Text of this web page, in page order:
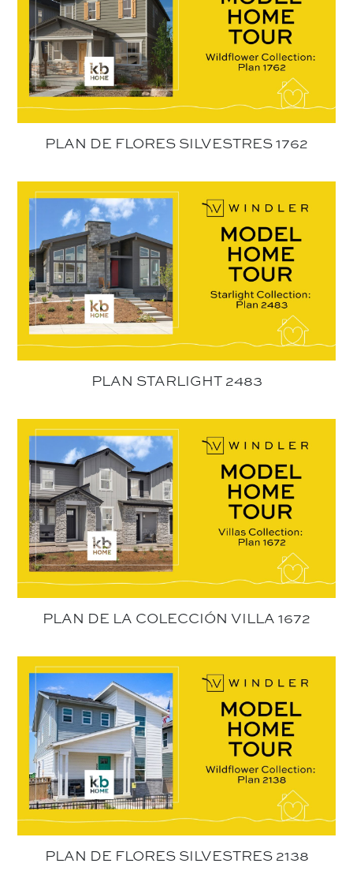
PLAN DE FLORES SILVESTRES 1762
PLAN STARLIGHT 2483
PLAN DE LA COLECCIÓN VILLA 1672
PLAN DE FLORES SILVESTRES 2138